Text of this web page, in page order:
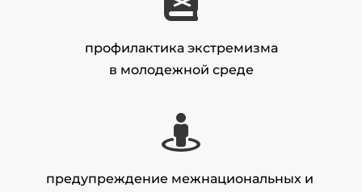
профилактика экстремизма
в молодежной среде
предупреждение межнациональных и